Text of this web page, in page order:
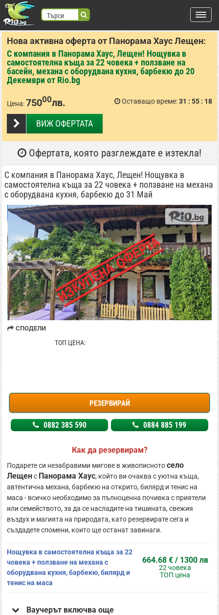
Търси
търся:
Регистрация
Вход
ВХОД С FACEBOOK ВХОД С GOOGLE
Места
Нова активна оферта от Панорама Хаус Лещен:
С компания в Панорама Хаус, Лещен! Нощувка в
самостоятелна къща за 22 човека + ползване на
басейн, механа с оборудвана кухня, барбекю до 20
Декември от Rio.bg
Цена: 75000лв. Оставащо време:31 55 17
ВИЖ ОФЕРТАТА
Офертата, която разглеждате е изтекла!
С компания в Панорама Хаус, Лещен! Нощувка в
самостоятелна къща за 22 човека + ползване на механа
с оборудвана кухня, барбекю до 31 Май
СПОДЕЛИ
ТОП ЦЕНА:
РЕЗЕРВИРАЙ
0882 385 590 0884 885 199
Как да резервирам?
Подарете си незабравими мигове в живописнотосело
Лещенс Панорама Хаус, който ви очаква с уютна къща,
автентична механа, барбекю на открито, билярд и тенис на
маса - всичко необходимо за пълноценна почивка с приятели
или семейството, за да се насладите на тишината, свежия
въздух и магията на природата, като резервирате сега и
създадете спомени, които ще останат завинаги.
Нощувка в самостоятелна къща за 22
човека + ползване на механа с
оборудвана кухня, барбекю, билярд и
тенис на маса
664.68 € / 1300 лв
22 човека
ТОП цена
Ваучерът включва още